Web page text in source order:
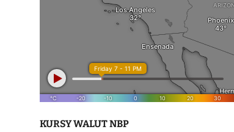
KURSY WALUT NBP